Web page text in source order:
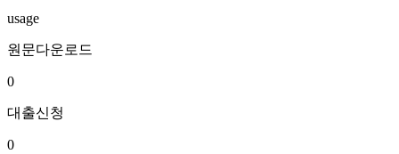
usage
원문다운로드
0
대출신청
0